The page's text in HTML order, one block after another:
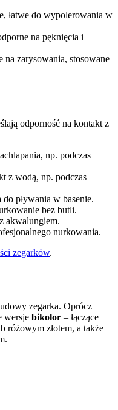
łatwe do wypolerowania w
na pęknięcia i
zarysowania, stosowane
odporność na kontakt z
np. podczas
z wodą, np. podczas
pływania w basenie.
bez butli.
akwalungiem.
nurkowania.
zegarków.
zegarka. Oprócz
wersje bikolor – łączące
różowym złotem, a także